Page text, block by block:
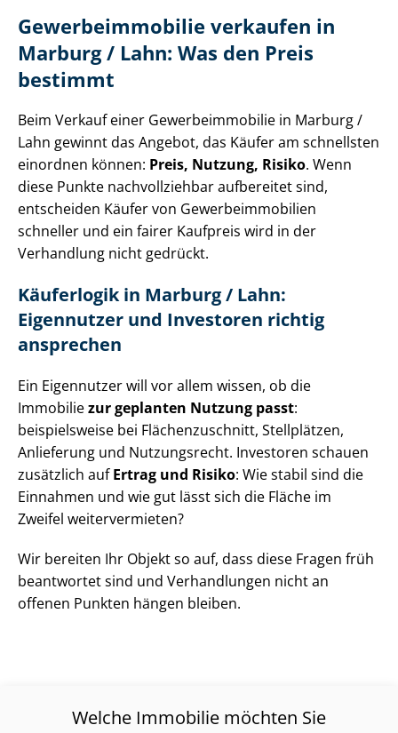
Ge­wer­be­im­mo­bi­lie verkaufen in
Marburg / Lahn: Was den Preis
bestimmt
Beim Verkauf einer Ge­wer­be­im­mo­bi­lie in Marburg /
Lahn gewinnt das Angebot, das Käufer am schnellsten
einordnen können: Preis, Nutzung, Risiko. Wenn
diese Punkte nachvollziehbar aufbereitet sind,
entscheiden Käufer von Ge­wer­be­im­mo­bi­li­en
schneller und ein fairer Kaufpreis wird in der
Verhandlung nicht gedrückt.
Käuferlogik in Marburg / Lahn:
Eigennutzer und Investoren richtig
ansprechen
Ein Eigennutzer will vor allem wissen, ob die
Immobiliezur geplanten Nutzung passt:
beispielsweise bei Flä­chen­zu­schnitt, Stellplätzen,
Anlieferung und Nutzungsrecht. Investoren schauen
zusätzlich aufErtrag und Risiko: Wie stabil sind die
Einnahmen und wie gut lässt sich die Fläche im
Zweifel weitervermieten?
Wir bereiten Ihr Objekt so auf, dass diese Fragen früh
beantwortet sind und Verhandlungen nicht an
offenen Punkten hängen bleiben.
Welche Immobilie möchten Sie